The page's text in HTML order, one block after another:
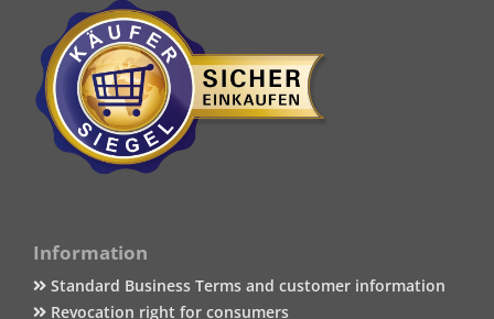
Information
Standard Business Terms and customer information
Revocation right for consumers